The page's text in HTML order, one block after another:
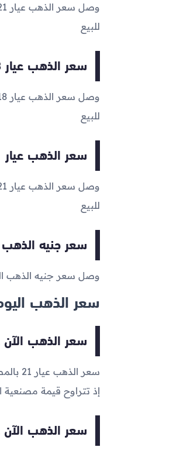
وصل سعر الذهب عيار 21 في بداية تعاملات اليوم إلى
للبيع
سعر الذهب عيار 18
وصل سعر الذهب عيار 18 في بداية تعاملات اليوم إلى
للبيع
سعر الذهب عيار 21
وصل سعر الذهب عيار 21 في بداية تعاملات اليوم إلى
للبيع
سعر جنيه الذهب
وصل سعر جنيه الذهب
سعر الذهب
سعر الذهب الآن عيار 21
سعر الذهب عيار 21 بالمصنعية في بداية تعاملات اليوم الآن يتراوح ما بين
إذ تتراوح قيمة مصنعية الذهب عيار 21
سعر الذهب الآن عيار 18